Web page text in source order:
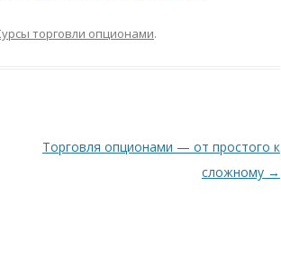
торговли опционами.
Торговля опционами — от простого к
сложному →